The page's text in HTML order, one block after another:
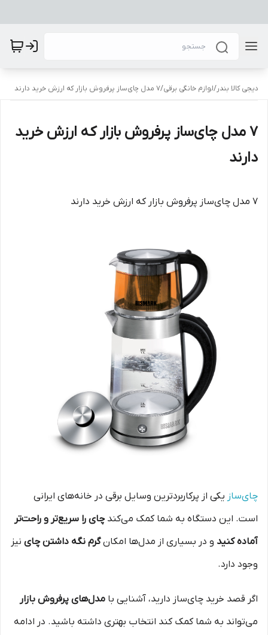
دیجی کالا بندر/لوازم خانگی برقی/۷ مدل چای‌ساز پرفروش بازار که ارزش خرید دارند
۷ مدل چای‌ساز پرفروش بازار که ارزش خرید
دارند
۷ مدل چای‌ساز پرفروش بازار که ارزش خرید دارند
چای‌ساز یکی از پرکاربردترین وسایل برقی در خانه‌های ایرانی
است. این دستگاه به شما کمک می‌کندچای را سریع‌تر و راحت‌تر
آماده کنید و در بسیاری از مدل‌ها امکانگرم نگه داشتن چای نیز
وجود دارد.
اگر قصد خرید چای‌ساز دارید، آشنایی با مدل‌های پرفروش بازار
می‌تواند به شما کمک کند انتخاب بهتری داشته باشید. در ادامه